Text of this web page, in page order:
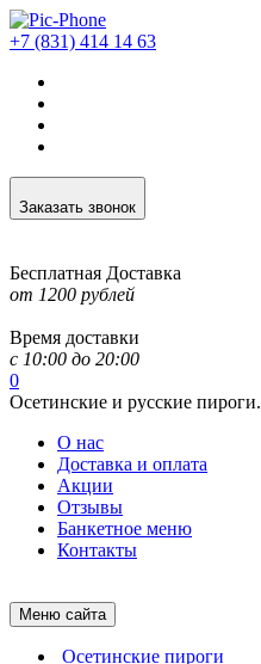
+7 (831) 414 14 63
Заказать звонок
Бесплатная Доставка
от 1200 рублей
Время доставки
c 10:00 до 20:00
0
Осетинские и русские пироги.
О нас
Доставка и оплата
Акции
Отзывы
Банкетное меню
Контакты
Меню сайта
Осетинские пироги